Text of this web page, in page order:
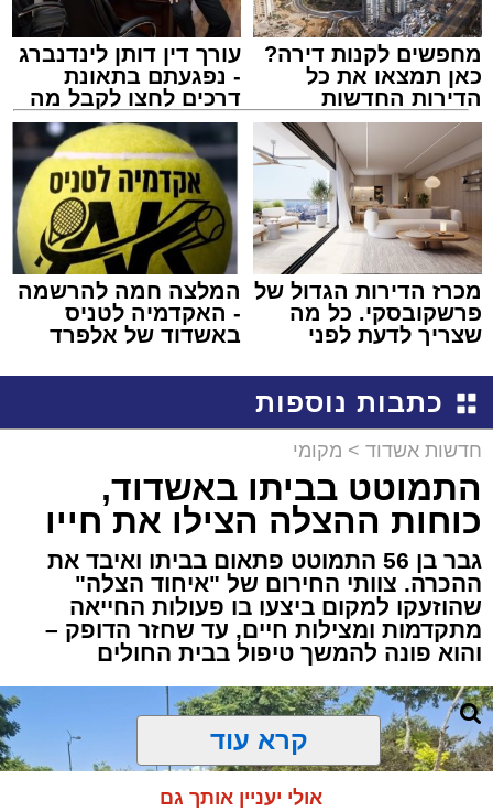
מחפשים לקנות דירה?
כאן תמצאו את כל
הדירות החדשות
למכירה באשדוד >>>
עורך דין דותן לינדנברג
- נפגעתם בתאונת
דרכים לחצו לקבל מה
שמגיע לכם
מכרז הדירות הגדול של
פרשקובסקי. כל מה
שצריך לדעת לפני
באשדוד
המלצה חמה להרשמה
- האקדמיה לטניס
באשדוד של אלפרד
כתבות נוספות
חדשות אשדוד > מקומי
התמוטט בביתו באשדוד,
כוחות ההצלה הצילו את חייו
גבר בן 56 התמוטט פתאום בביתו ואיבד את
ההכרה. צוותי החירום של "איחוד הצלה"
שהוזעקו למקום ביצעו בו פעולות החייאה
מתקדמות ומצילות חיים, עד שחזר הדופק –
והוא פונה להמשך טיפול בבית החולים
קרא עוד
אולי יעניין אותך גם